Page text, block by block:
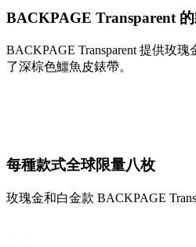
BACKPAGE Transparent
BACKPAGE Transparent 提供玫
了深棕色鱷魚皮錶帶。
每種款式全球限量八枚
玫瑰金和白金款 BACKPAGE